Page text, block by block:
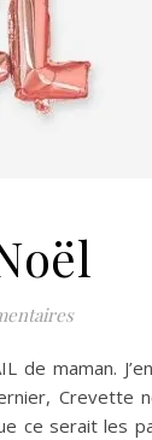
de maman.
Crevette
ce serait les